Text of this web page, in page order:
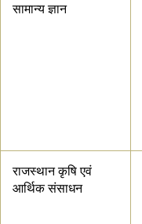
सामान्य ज्ञान
राजस्थान कृषि एवं
आर्थिक संसाधन